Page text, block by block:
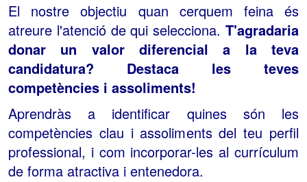
El nostre objectiu quan cerquem feina és
atreure l'atenció de qui selecciona. T'agradaria
donar un valor diferencial a la teva
candidatura? Destaca les teves
competències i assoliments!
Aprendràs a identificar quines són les
competències clau i assoliments del teu perfil
professional, i com incorporar-les al currículum
de forma atractiva i entenedora.